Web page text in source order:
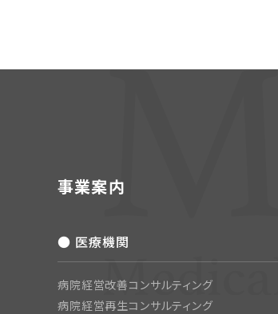
事業案内
● 医療機関
病院経営改善コンサルティング
病院経営再生コンサルティング